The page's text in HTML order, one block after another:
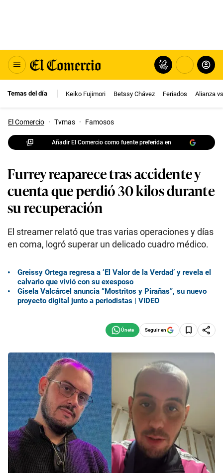
Temas del día Keiko Fujimori Betssy Chávez Feriados Alianza
El Comercio · Tvmas · Famosos
Añadir El Comercio como fuente preferida en
Furrey reaparece tras accidente y
cuenta que perdió 30 kilos durante
su recuperación
El streamer relató que tras varias operaciones y días
en coma, logró superar un delicado cuadro médico.
Greissy Ortega regresa a ‘El Valor de la Verdad’ y revela el
calvario que vivió con su exesposo
Gisela Valcárcel anuncia “Mostritos y Pirañas”, su nuevo
proyecto digital junto a periodistas | VIDEO
Seguir en